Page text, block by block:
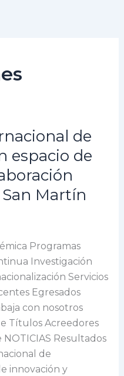
de
espacio de
Martín
Programas
Investigación
Servicios
Egresados
con nosotros
Títulos Acreedores
Resultados
de
innovación y